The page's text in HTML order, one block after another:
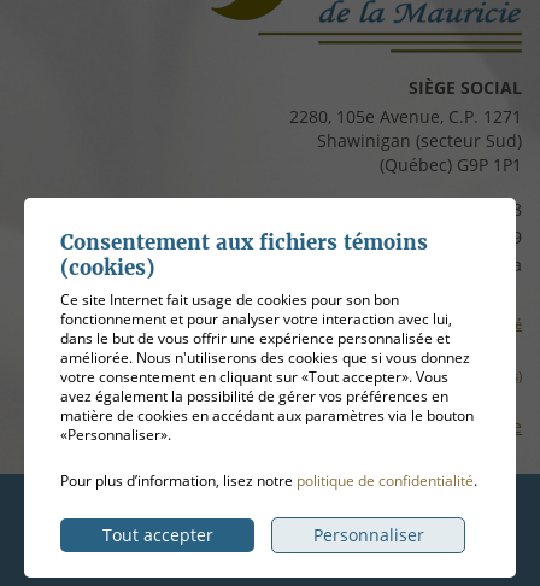
SIÈGE SOCIAL
2280, 105e Avenue, C.P. 1271
Shawinigan (secteur Sud)
(Québec) G9P 1P1
819 537-8828
Télécopieur :819 537-8829
clients@cfmauricie.ca
Conditions d’utilisation et politique de confidentialité
Gérer mes témoins (cookies)
Plan de site
Hébergement
ADN communication
Consentement aux fichiers témoins
(cookies)
Ce site Internet fait usage de cookies pour son bon
fonctionnement et pour analyser votre interaction avec lui,
dans le but de vous offrir une expérience personnalisée et
améliorée. Nous n'utiliserons des cookies que si vous donnez
votre consentement en cliquant sur «Tout accepter». Vous
avez également la possibilité de gérer vos préférences en
matière de cookies en accédant aux paramètres via le bouton
«Personnaliser».
Pour plus d’information, lisez notre politique de confidentialité.
Tout accepter Personnaliser